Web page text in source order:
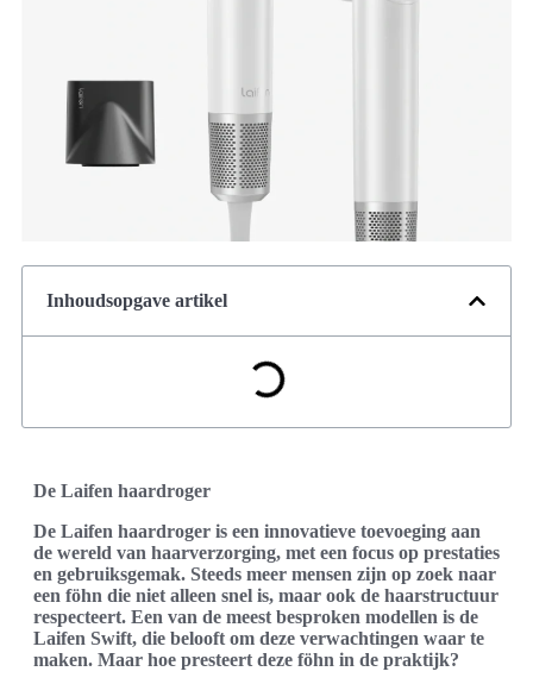
Inhoudsopgave artikel
De Laifen haardroger
De Laifen haardroger is een innovatieve toevoeging aan
de wereld van haarverzorging, met een focus op prestaties
en gebruiksgemak. Steeds meer mensen zijn op zoek naar
een föhn die niet alleen snel is, maar ook de haarstructuur
respecteert. Een van de meest besproken modellen is de
Laifen Swift, die belooft om deze verwachtingen waar te
maken. Maar hoe presteert deze föhn in de praktijk?